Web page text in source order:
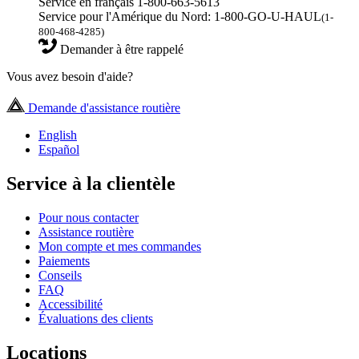
Service pour l'Amérique du Nord: 1-800-GO-U-HAUL(1-
800-468-4285)
Demander à être rappelé
Vous avez besoin d'aide?
Demande d'assistance routière
English
Español
Service à la clientèle
Pour nous contacter
Assistance routière
Mon compte et mes commandes
Paiements
Conseils
FAQ
Accessibilité
Évaluations des clients
Locations